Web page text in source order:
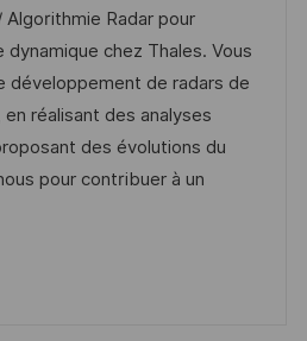
e
g
o
r
í
a
Algorithmie Radar pour
chez Thales. Vous
développement de radars de
réalisant des analyses
des évolutions du
pour contribuer à un